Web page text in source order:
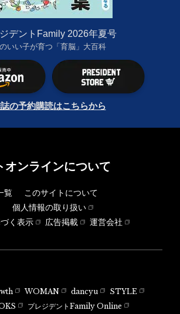
デントFamily 2026年夏号
いい子が育つ「育脳」大百科
の予約購読はこちらから
オンラインについて
覧
このサイトについて
個人情報の取り扱い
く表示
広告掲載
運営会社
WOMAN dancyu
STYLE
プレジデントFamily Online